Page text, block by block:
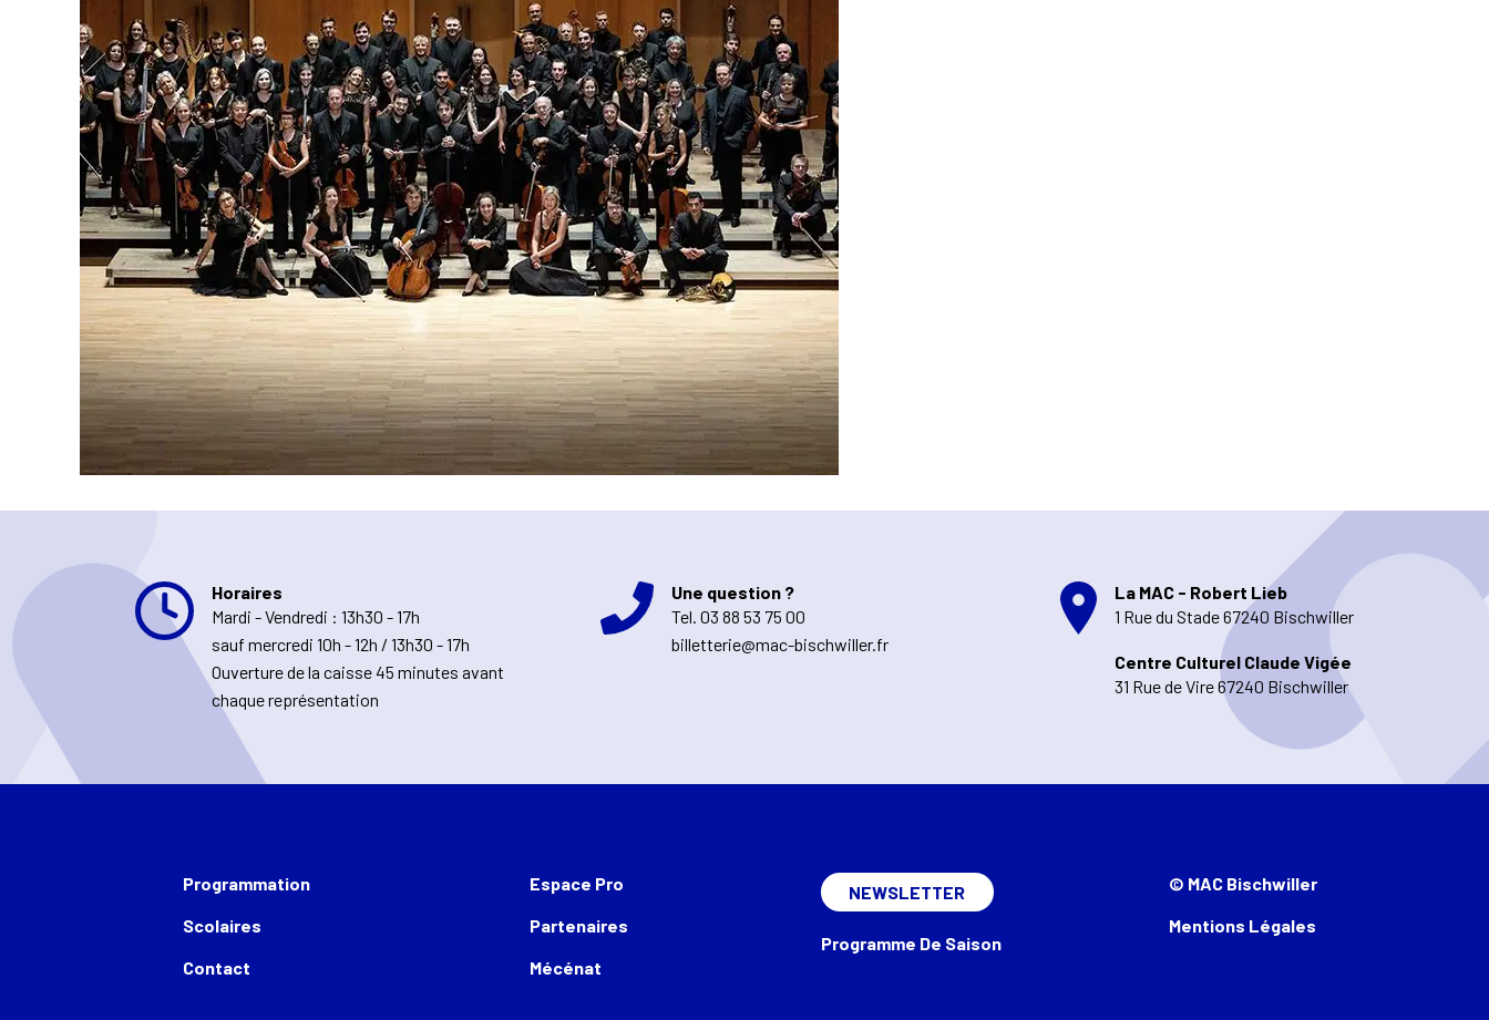
Horaires
Mardi - Vendredi : 13h30 - 17h
sauf mercredi 10h - 12h / 13h30 - 17h
Ouverture de la caisse 45 minutes avant
chaque représentation
Une question ?
Tel. 03 88 53 75 00
billetterie@mac-bischwiller.fr
La MAC - Robert Lieb
1 Rue du Stade 67240 Bischwiller
Centre Culturel Claude Vigée
31 Rue de Vire 67240 Bischwiller
Programmation
Scolaires
Contact
Espace Pro
Partenaires
Mécénat
NEWSLETTER
Programme De Saison
© MAC Bischwiller
Mentions Légales